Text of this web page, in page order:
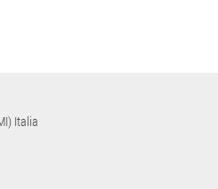
Italia